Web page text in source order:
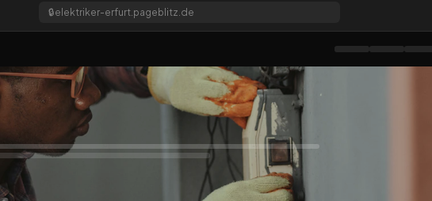
🔒elektriker-erfurt.pageblitz.de